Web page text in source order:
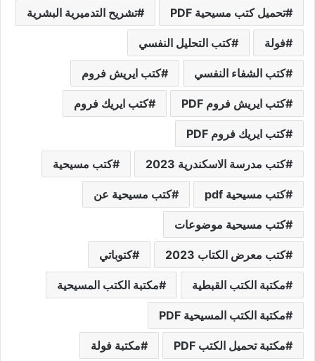
تحميل كتب مسيحية PDF تشريح التدميرية البشرية
فولة كتب التحليل النفسي
كتب الشفاء النفسي كتب ايريش فروم
كتب ايريش فروم PDF كتب ايريك فروم
كتب ايريك فروم PDF
كتب مدرسة الاسكندرية 2023 كتب مسيحية
كتب مسيحية pdf كتب مسيحية عن
كتب مسيحية موضوعات
كتب معرض الكتاب 2023 كتوباتي
مكتبة الكتب القبطية مكتبة الكتب المسيحية
مكتبة الكتب المسيحية PDF
مكتبة تحميل الكتب PDF مكتبة فولة